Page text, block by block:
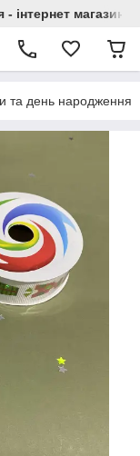
інтернет магазин
та день народження